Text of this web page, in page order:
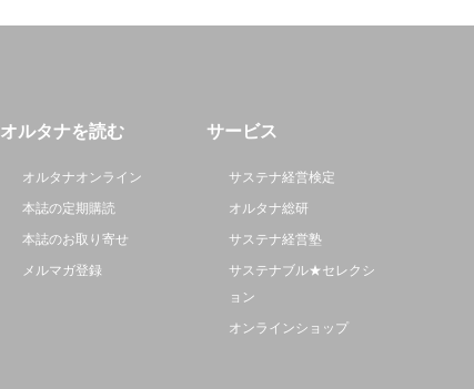
オルタナを読む
オルタナオンライン
本誌の定期購読
本誌のお取り寄せ
メルマガ登録
サービス
サステナ経営検定
オルタナ総研
サステナ経営塾
サステナブル★セレクシ
ョン
オンラインショップ